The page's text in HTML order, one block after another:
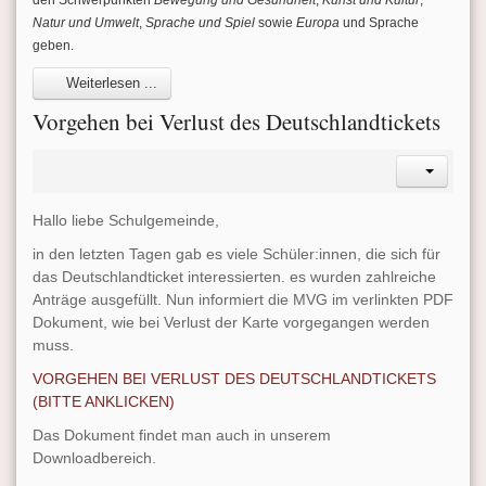
Natur und Umwelt, Sprache und Spiel sowie Europa und Sprache
geben.
Weiterlesen ...
Vorgehen bei Verlust des Deutschlandtickets
Hallo liebe Schulgemeinde,
in den letzten Tagen gab es viele Schüler:innen, die sich für
das Deutschlandticket interessierten. es wurden zahlreiche
Anträge ausgefüllt. Nun informiert die MVG im verlinkten PDF
Dokument, wie bei Verlust der Karte vorgegangen werden
muss.
VORGEHEN BEI VERLUST DES DEUTSCHLANDTICKETS
(BITTE ANKLICKEN)
Das Dokument findet man auch in unserem
Downloadbereich.